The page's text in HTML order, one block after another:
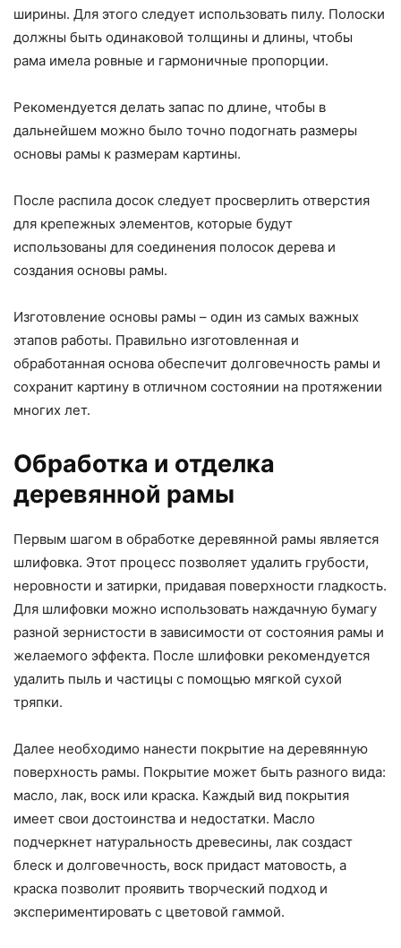
ширины. Для этого следует использовать пилу. Полоски
должны быть одинаковой толщины и длины, чтобы
рама имела ровные и гармоничные пропорции.
Рекомендуется делать запас по длине, чтобы в
дальнейшем можно было точно подогнать размеры
основы рамы к размерам картины.
После распила досок следует просверлить отверстия
для крепежных элементов, которые будут
использованы для соединения полосок дерева и
создания основы рамы.
Изготовление основы рамы – один из самых важных
этапов работы. Правильно изготовленная и
обработанная основа обеспечит долговечность рамы и
сохранит картину в отличном состоянии на протяжении
многих лет.
Обработка и отделка
деревянной рамы
Первым шагом в обработке деревянной рамы является
шлифовка. Этот процесс позволяет удалить грубости,
неровности и затирки, придавая поверхности гладкость.
Для шлифовки можно использовать наждачную бумагу
разной зернистости в зависимости от состояния рамы и
желаемого эффекта. После шлифовки рекомендуется
удалить пыль и частицы с помощью мягкой сухой
тряпки.
Далее необходимо нанести покрытие на деревянную
поверхность рамы. Покрытие может быть разного вида:
масло, лак, воск или краска. Каждый вид покрытия
имеет свои достоинства и недостатки. Масло
подчеркнет натуральность древесины, лак создаст
блеск и долговечность, воск придаст матовость, а
краска позволит проявить творческий подход и
экспериментировать с цветовой гаммой.